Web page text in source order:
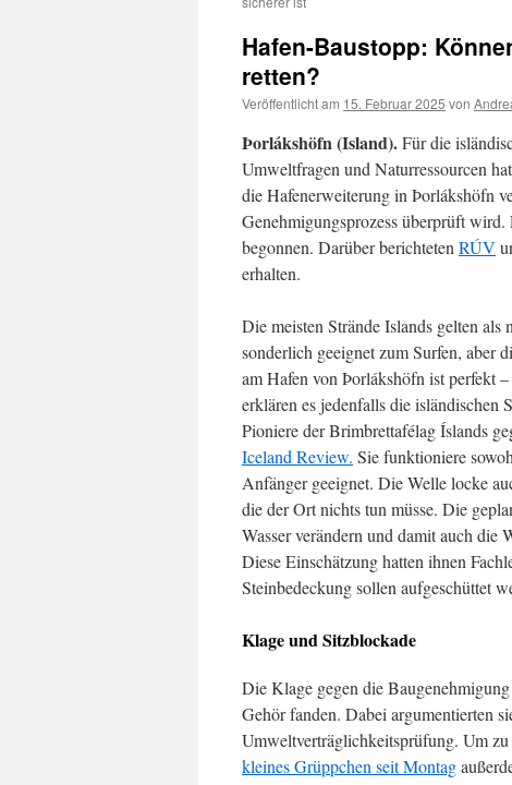
Hafen-Baustopp:
retten?
Veröffentlicht am 15. Februar 2025 von
Þorlákshöfn (Island).Für die
Umweltfragen und Naturressourcen
die Hafenerweiterung in Þorlákshöfn
Genehmigungsprozess überprüft
begonnen. Darüber berichteten RÚV
erhalten.
Die meisten Strände Islands gelten als
sonderlich geeignet zum Surfen, aber
am Hafen von Þorlákshöfn ist perfekt –
erklären es jedenfalls die isländischen
Pioniere derBrimbrettafélag Íslands
Iceland Review. Sie funktioniere
Anfänger geeignet. Die Welle locke
die der Ort nichts tun müsse. Die
Wasser verändern und damit auch die
Diese Einschätzung hatten ihnen
Steinbedeckung sollen aufgeschüttet
Klage und Sitzblockade
Die Klage gegen die
Gehör fanden. Dabei argumentierten
Umweltverträglichkeitsprüfung. Um
kleines Grüppchen seit Montag